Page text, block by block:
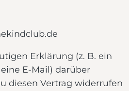
Erklärung (z. B. ein
E-Mail) darüber
diesen Vertrag widerrufen